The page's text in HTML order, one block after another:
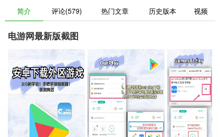
简介 评论(579) 热门文章 历史版本 视频
电游网最新版截图